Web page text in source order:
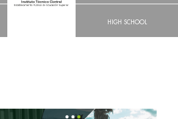
HIGH SCHOOL